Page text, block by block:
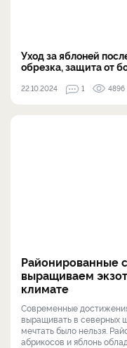
Уход за яблоней
обрезка, защита от
22.10.2024 1 4896
Районированные
выращиваем
климате
Современные
выращивать в северных
мечтать было нельзя.
абрикосов и яблонь